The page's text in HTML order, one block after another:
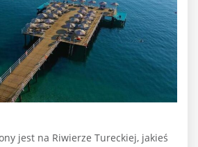
jest na Riwierze Tureckiej, jakieś